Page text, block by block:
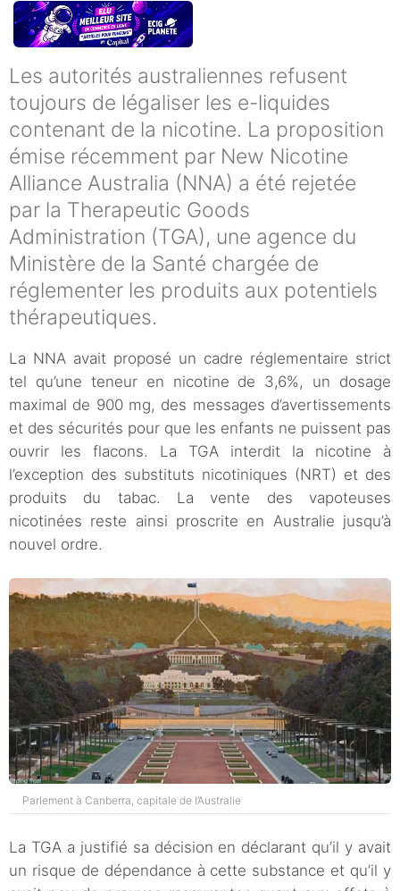
Les autorités australiennes refusent
toujours de légaliser les e-liquides
contenant de la nicotine. La proposition
émise récemment par New Nicotine
Alliance Australia (NNA) a été rejetée
par la Therapeutic Goods
Administration (TGA), une agence du
Ministère de la Santé chargée de
réglementer les produits aux potentiels
thérapeutiques.
La NNA avait proposé un cadre réglementaire strict
tel qu’une teneur en nicotine de 3,6%, un dosage
maximal de 900 mg, des messages d’avertissements
et des sécurités pour que les enfants ne puissent pas
ouvrir les flacons. La TGA interdit la nicotine à
l’exception des substituts nicotiniques (NRT) et des
produits du tabac. La vente des vapoteuses
nicotinées reste ainsi proscrite en Australie jusqu’à
nouvel ordre.
Parlement à Canberra, capitale de l’Australie
La TGA a justifié sa décision en déclarant qu’il y avait
un risque de dépendance à cette substance et qu’il y